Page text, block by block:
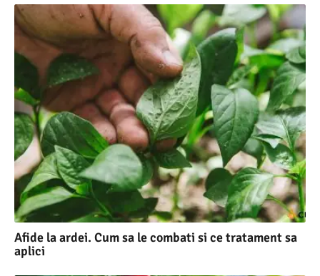
Afide la ardei. Cum sa le combati si ce tratament sa
aplici